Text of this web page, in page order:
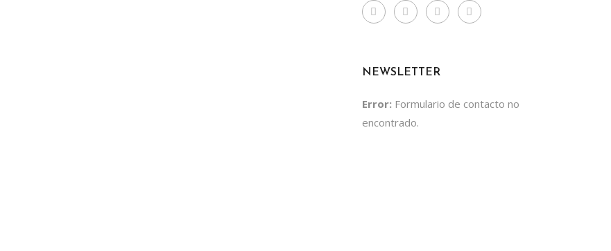
NEWSLETTER
Error: Formulario de contacto no
encontrado.